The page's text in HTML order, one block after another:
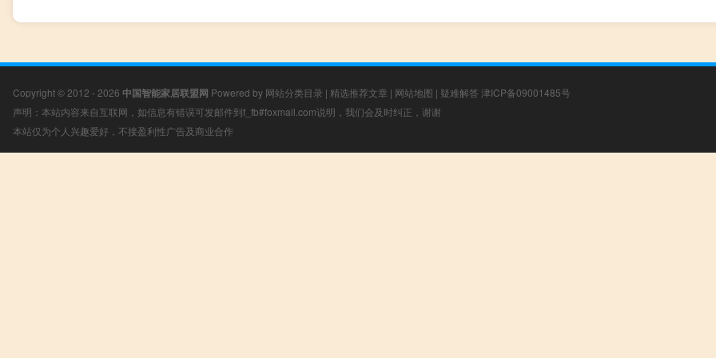
Copyright © 2012 - 2026 中国智能家居联盟网 Powered by 网站分类目录 | 精选推荐文章 | 网站地图 | 疑难解答 津ICP备09001485号
声明：本站内容来自互联网，如信息有错误可发邮件到f_fb#foxmail.com说明，我们会及时纠正，谢谢
本站仅为个人兴趣爱好，不接盈利性广告及商业合作